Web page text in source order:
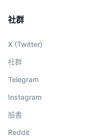
社群
X (Twitter)
社群
Telegram
Instagram
臉書
Reddit